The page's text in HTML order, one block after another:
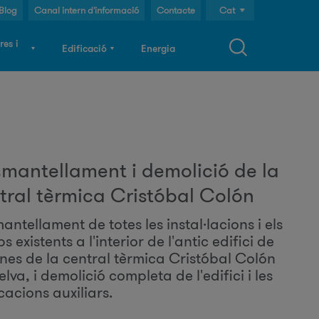
i
Edificació Energia
Cat
Eng
Blog Canal intern d'informació Contacte
i demolició de la
tèrmica Cristóbal Colón
de totes les instal·lacions i els
existents a l'interior de l'antic edifici de
de la central tèrmica Cristóbal Colón
i demolició completa de l'edifici i les
auxiliars.